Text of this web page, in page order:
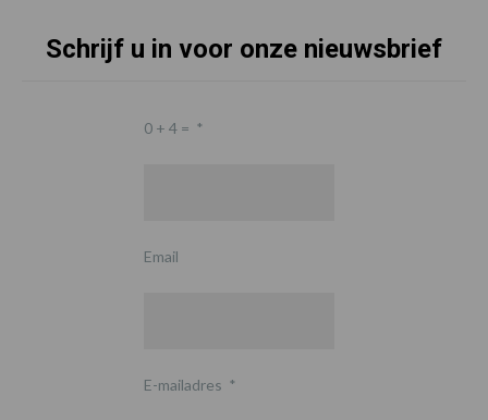
Schrijf u in voor onze nieuwsbrief
0 + 4 = *
Email
E-mailadres *